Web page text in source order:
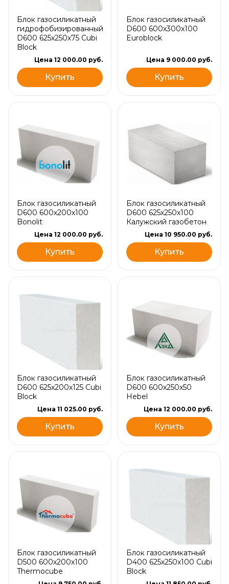
Блок газосиликатный
гидрофобизированный
D600 625х250х75 Cubi
Block
Цена 12 000.00 руб.
Купить
Блок газосиликатный
D600 600х300х100
Euroblock
Цена 9 000.00 руб.
Купить
Блок газосиликатный
D600 600х200х100
Bonolit
Цена 12 000.00 руб.
Купить
Блок газосиликатный
D600 625х250х100
Калужский газобетон
Цена 10 950.00 руб.
Купить
Блок газосиликатный
D600 625х200х125 Cubi
Block
Цена 11 025.00 руб.
Купить
Блок газосиликатный
D600 600х250х50
Hebel
Цена 12 000.00 руб.
Купить
Блок газосиликатный
D500 600х200х100
Thermocube
Блок газосиликатный
D400 625х250х100 Cubi
Block